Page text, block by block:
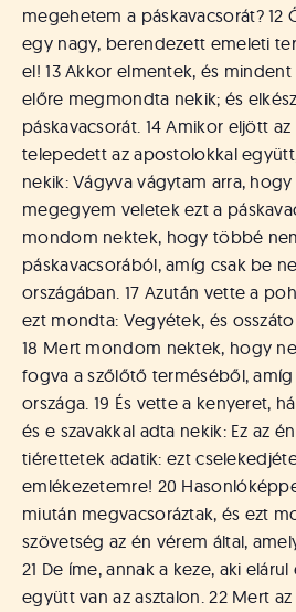
megehetem a páskavacsorát? 12
egy nagy, berendezett emeleti
el! 13 Akkor elmentek, és
előre megmondta nekik; és
páskavacsorát. 14 Amikor eljött az
telepedett az apostolokkal
nekik: Vágyva vágytam arra,
megegyem veletek ezt a
mondom nektek, hogy többé
páskavacsorából, amíg csak be
országában. 17 Azután vette a
ezt mondta: Vegyétek, és
18 Mert mondom nektek, hogy
fogva a szőlőtő terméséből,
országa. 19 És vette a kenyeret,
és e szavakkal adta nekik: Ez az
tiérettetek adatik: ezt
emlékezetemre! 20
miután megvacsoráztak, és ezt
szövetség az én vérem által,
21 De íme, annak a keze, aki
együtt van az asztalon. 22 Mert